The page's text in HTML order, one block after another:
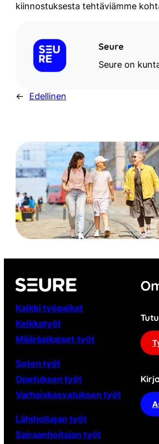
kiinnostuksesta tehtäviämme
Seure
Seure on
← Edellinen
Kaikki työpaikat
Keikkatyöt
Määräaikaiset työt
Soten työt
Opetuksen työt
Varhaiskasvatuksen työt
Lähihoitajan työt
Sairaanhoitajan työt